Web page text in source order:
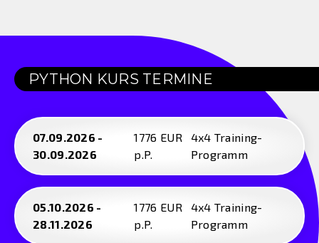
PYTHON KURS TERMINE
07.09.2026 -
30.09.2026
1776 EUR
p.P.
4x4 Training-
Programm
05.10.2026 -
28.11.2026
1776 EUR
p.P.
4x4 Training-
Programm